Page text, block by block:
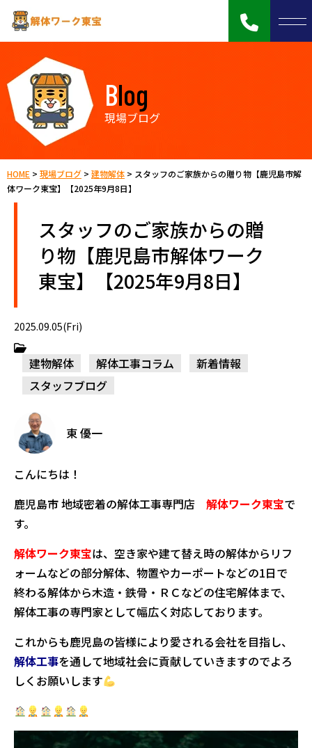
Blog
現場ブログ
HOME > 現場ブログ > 建物解体 > スタッフのご家族からの贈り物【鹿児島市解
体ワーク東宝】【2025年9月8日】
スタッフのご家族からの贈
り物【鹿児島市解体ワーク
東宝】【2025年9月8日】
2025.09.05(Fri)
建物解体 解体工事コラム
新着情報
スタッフブログ
東 優一
こんにちは！
鹿児島市 地域密着の解体工事専門店 解体ワーク東宝で
す。
解体ワーク東宝は、空き家や建て替え時の解体からリフ
ォームなどの部分解体、物置やカーポートなどの1日で
終わる解体から木造・鉄骨・ＲＣなどの住宅解体まで、
解体工事の専門家として幅広く対応しております。
これからも鹿児島の皆様により愛される会社を目指し、
解体工事を通して地域社会に貢献していきますのでよろ
しくお願いします